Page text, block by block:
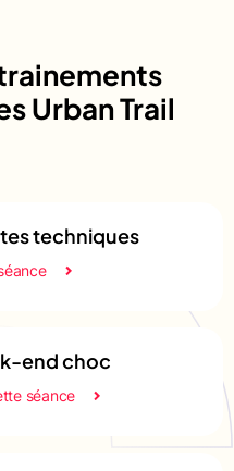
Urban Trail
techniques
end choc
séance